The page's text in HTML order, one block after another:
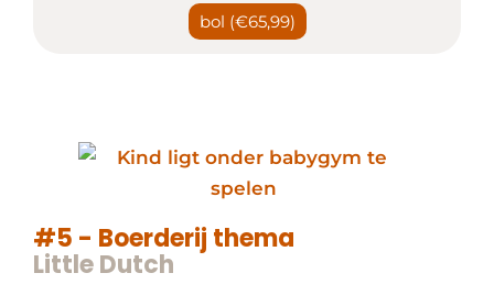
bol (€65,99)
#5 - Boerderij thema
Little Dutch